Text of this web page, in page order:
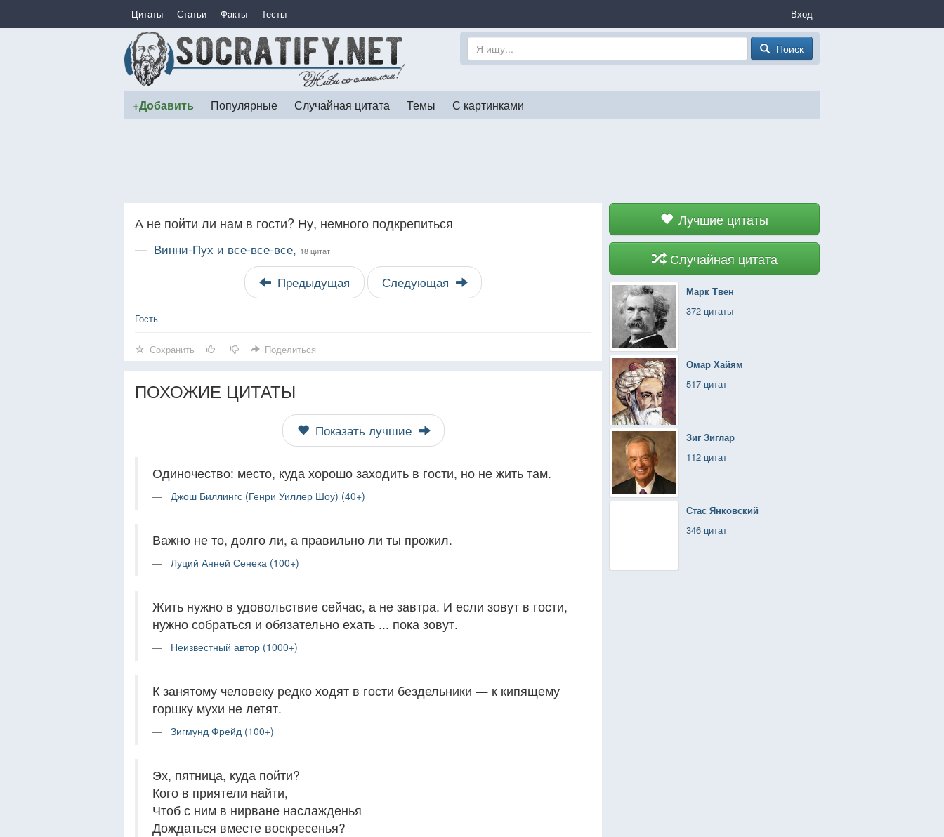
Цитаты Статьи Факты Тесты Вход
Поиск
+Добавить Популярные Случайная цитата Темы С картинками
Лучшие цитаты
Случайная цитата
Марк Твен
372 цитаты
Омар Хайям
517 цитат
Зиг Зиглар
112 цитат
Стас Янковский
346 цитат
А не пойти ли нам в гости? Ну, немного подкрепиться
— Винни-Пух и все-все-все, 18 цитат
Предыдущая Следующая
Гость
Сохранить Поделиться
ПОХОЖИЕ ЦИТАТЫ
Показать лучшие
Одиночество: место, куда хорошо заходить в гости, но не жить там.
Джош Биллингс (Генри Уиллер Шоу) (40+)
Важно не то, долго ли, а правильно ли ты прожил.
Луций Анней Сенека (100+)
Жить нужно в удовольствие сейчас, а не завтра. И если зовут в гости,
нужно собраться и обязательно ехать ... пока зовут.
Неизвестный автор (1000+)
К занятому человеку редко ходят в гости бездельники — к кипящему
горшку мухи не летят.
Зигмунд Фрейд (100+)
Эх, пятница, куда пойти?
Кого в приятели найти,
Чтоб с ним в нирване наслажденья
Дождаться вместе воскресенья?